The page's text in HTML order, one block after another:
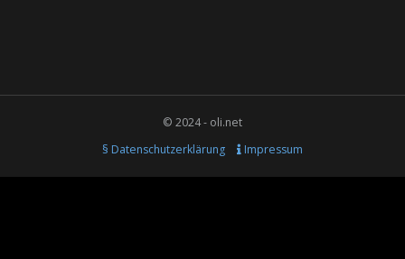
© 2024 - oli.net
§ Datenschutzerklärung
Impressum